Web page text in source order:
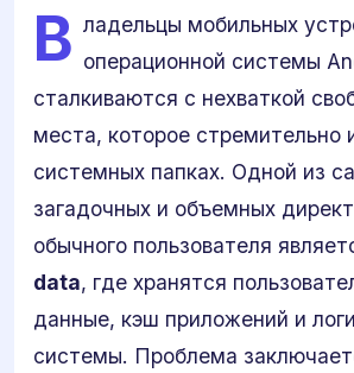
В ладельцы мобильных
операционной системы
сталкиваются с нехваткой
места, которое стремительно
системных папках. Одной из
загадочных и объемных
обычного пользователя
data, где хранятся
данные, кэш приложений и
системы. Проблема